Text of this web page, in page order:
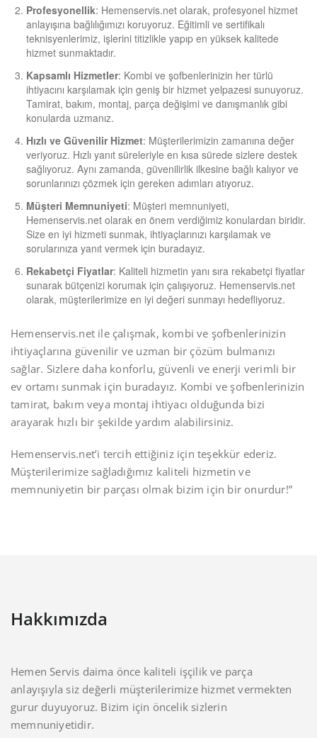
Profesyonellik: Hemenservis.net olarak, profesyonel hizmet
anlayışına bağlılığımızı koruyoruz. Eğitimli ve sertifikalı
teknisyenlerimiz, işlerini titizlikle yapıp en yüksek kalitede
hizmet sunmaktadır.
Kapsamlı Hizmetler: Kombi ve şofbenlerinizin her türlü
ihtiyacını karşılamak için geniş bir hizmet yelpazesi sunuyoruz.
Tamirat, bakım, montaj, parça değişimi ve danışmanlık gibi
konularda uzmanız.
Hızlı ve Güvenilir Hizmet: Müşterilerimizin zamanına değer
veriyoruz. Hızlı yanıt süreleriyle en kısa sürede sizlere destek
sağlıyoruz. Aynı zamanda, güvenilirlik ilkesine bağlı kalıyor ve
sorunlarınızı çözmek için gereken adımları atıyoruz.
Müşteri Memnuniyeti: Müşteri memnuniyeti,
Hemenservis.net olarak en önem verdiğimiz konulardan biridir.
Size en iyi hizmeti sunmak, ihtiyaçlarınızı karşılamak ve
sorularınıza yanıt vermek için buradayız.
Rekabetçi Fiyatlar: Kaliteli hizmetin yanı sıra rekabetçi fiyatlar
sunarak bütçenizi korumak için çalışıyoruz. Hemenservis.net
olarak, müşterilerimize en iyi değeri sunmayı hedefliyoruz.
Hemenservis.net ile çalışmak, kombi ve şofbenlerinizin
ihtiyaçlarına güvenilir ve uzman bir çözüm bulmanızı
sağlar. Sizlere daha konforlu, güvenli ve enerji verimli bir
ev ortamı sunmak için buradayız. Kombi ve şofbenlerinizin
tamirat, bakım veya montaj ihtiyacı olduğunda bizi
arayarak hızlı bir şekilde yardım alabilirsiniz.
Hemenservis.net’i tercih ettiğiniz için teşekkür ederiz.
Müşterilerimize sağladığımız kaliteli hizmetin ve
memnuniyetin bir parçası olmak bizim için bir onurdur!”
Hakkımızda
Hemen Servis daima önce kaliteli işçilik ve parça
anlayışıyla siz değerli müşterilerimize hizmet vermekten
gurur duyuyoruz. Bizim için öncelik sizlerin
memnuniyetidir.